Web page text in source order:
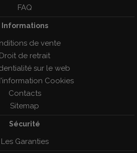
FAQ
Informations
de vente
Droit de retrait
sur le web
Cookies
Contacts
Sitemap
Sécurité
Les Garanties